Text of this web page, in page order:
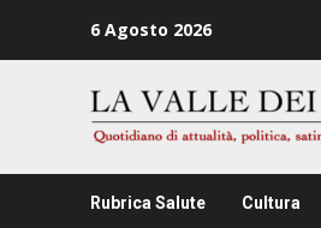
6 Agosto 2026
Rubrica Salute Cultura